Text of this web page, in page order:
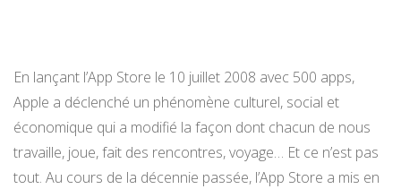
En lançant l’App Store le 10 juillet 2008 avec 500 apps,
Apple a déclenché un phénomène culturel, social et
économique qui a modifié la façon dont chacun de nous
travaille, joue, fait des rencontres, voyage… Et ce n’est pas
tout. Au cours de la décennie passée, l’App Store a mis en